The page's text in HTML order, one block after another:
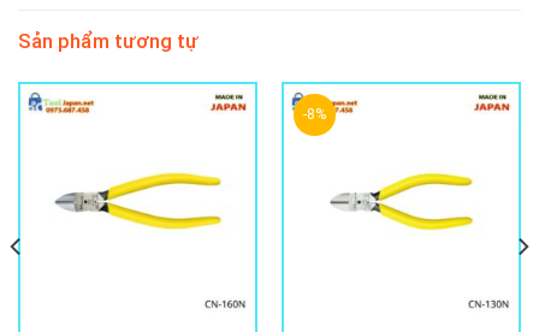
Sản phẩm tương tự
-8%